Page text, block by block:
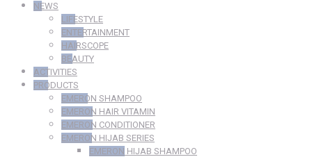
NEWS
LIFESTYLE
ENTERTAINMENT
HAIRSCOPE
BEAUTY
ACTIVITIES
PRODUCTS
EMERON SHAMPOO
EMERON HAIR VITAMIN
EMERON CONDITIONER
EMERON HIJAB SERIES
EMERON HIJAB SHAMPOO